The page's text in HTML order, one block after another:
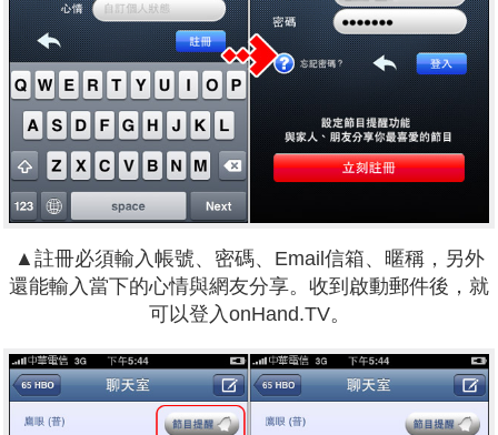
▲註冊必須輸入帳號、密碼、Email信箱、暱稱，另外
還能輸入當下的心情與網友分享。收到啟動郵件後，就
可以登入onHand.TV。